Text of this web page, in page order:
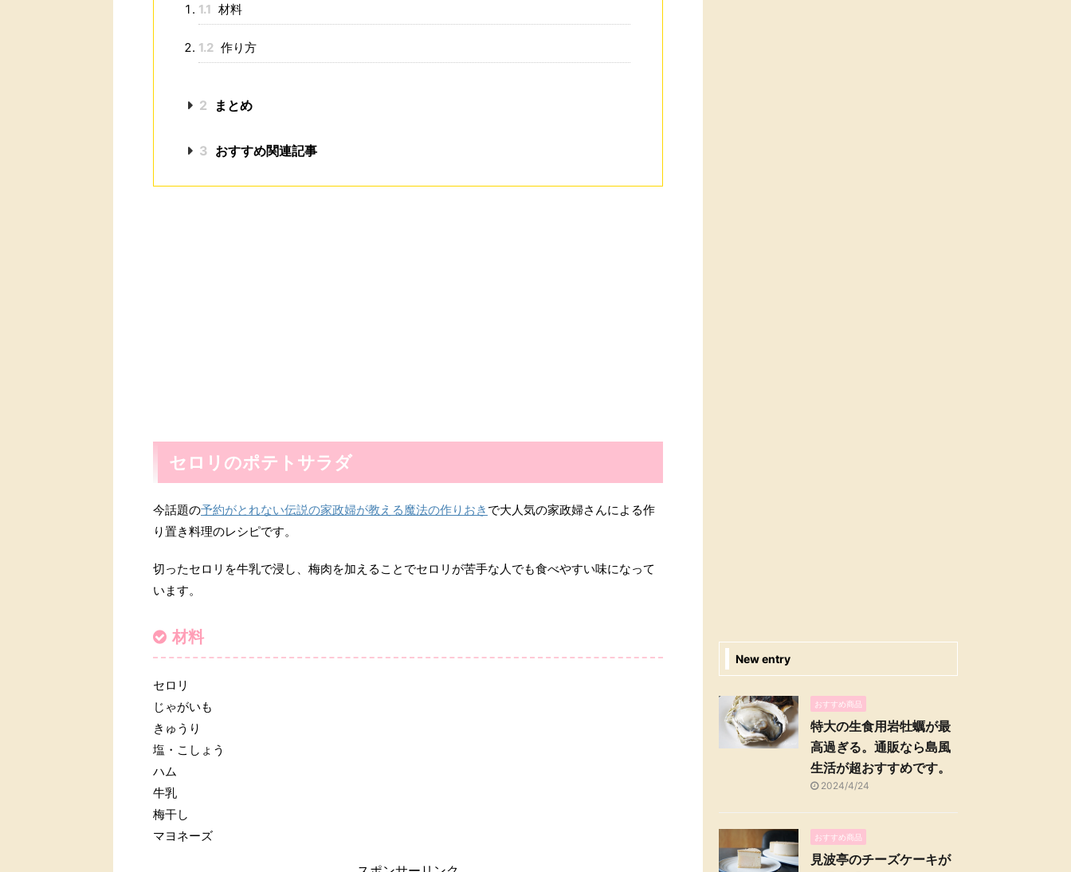
1.1 材料
1.2 作り方
2 まとめ
3 おすすめ関連記事
セロリのポテトサラダ
今話題の予約がとれない伝説の家政婦が教える魔法の作りおき で大人気の家政婦さんによる作
り置き料理のレシピです。
切ったセロリを牛乳で浸し、梅肉を加えることでセロリが苦手な人でも食べやすい味になって
います。
材料
セロリ
じゃがいも
きゅうり
塩・こしょう
ハム
牛乳
梅干し
マヨネーズ
New entry
おすすめ商品
特大の生食用岩牡蠣が最
高過ぎる。通販なら島風
生活が超おすすめです。
2024/4/24
おすすめ商品
見波亭のチーズケーキが